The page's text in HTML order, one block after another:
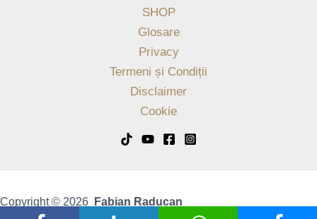
SHOP
Glosare
Privacy
Termeni și Condiții
Disclaimer
Cookie
Copyright © 2026 Fabian Raducan